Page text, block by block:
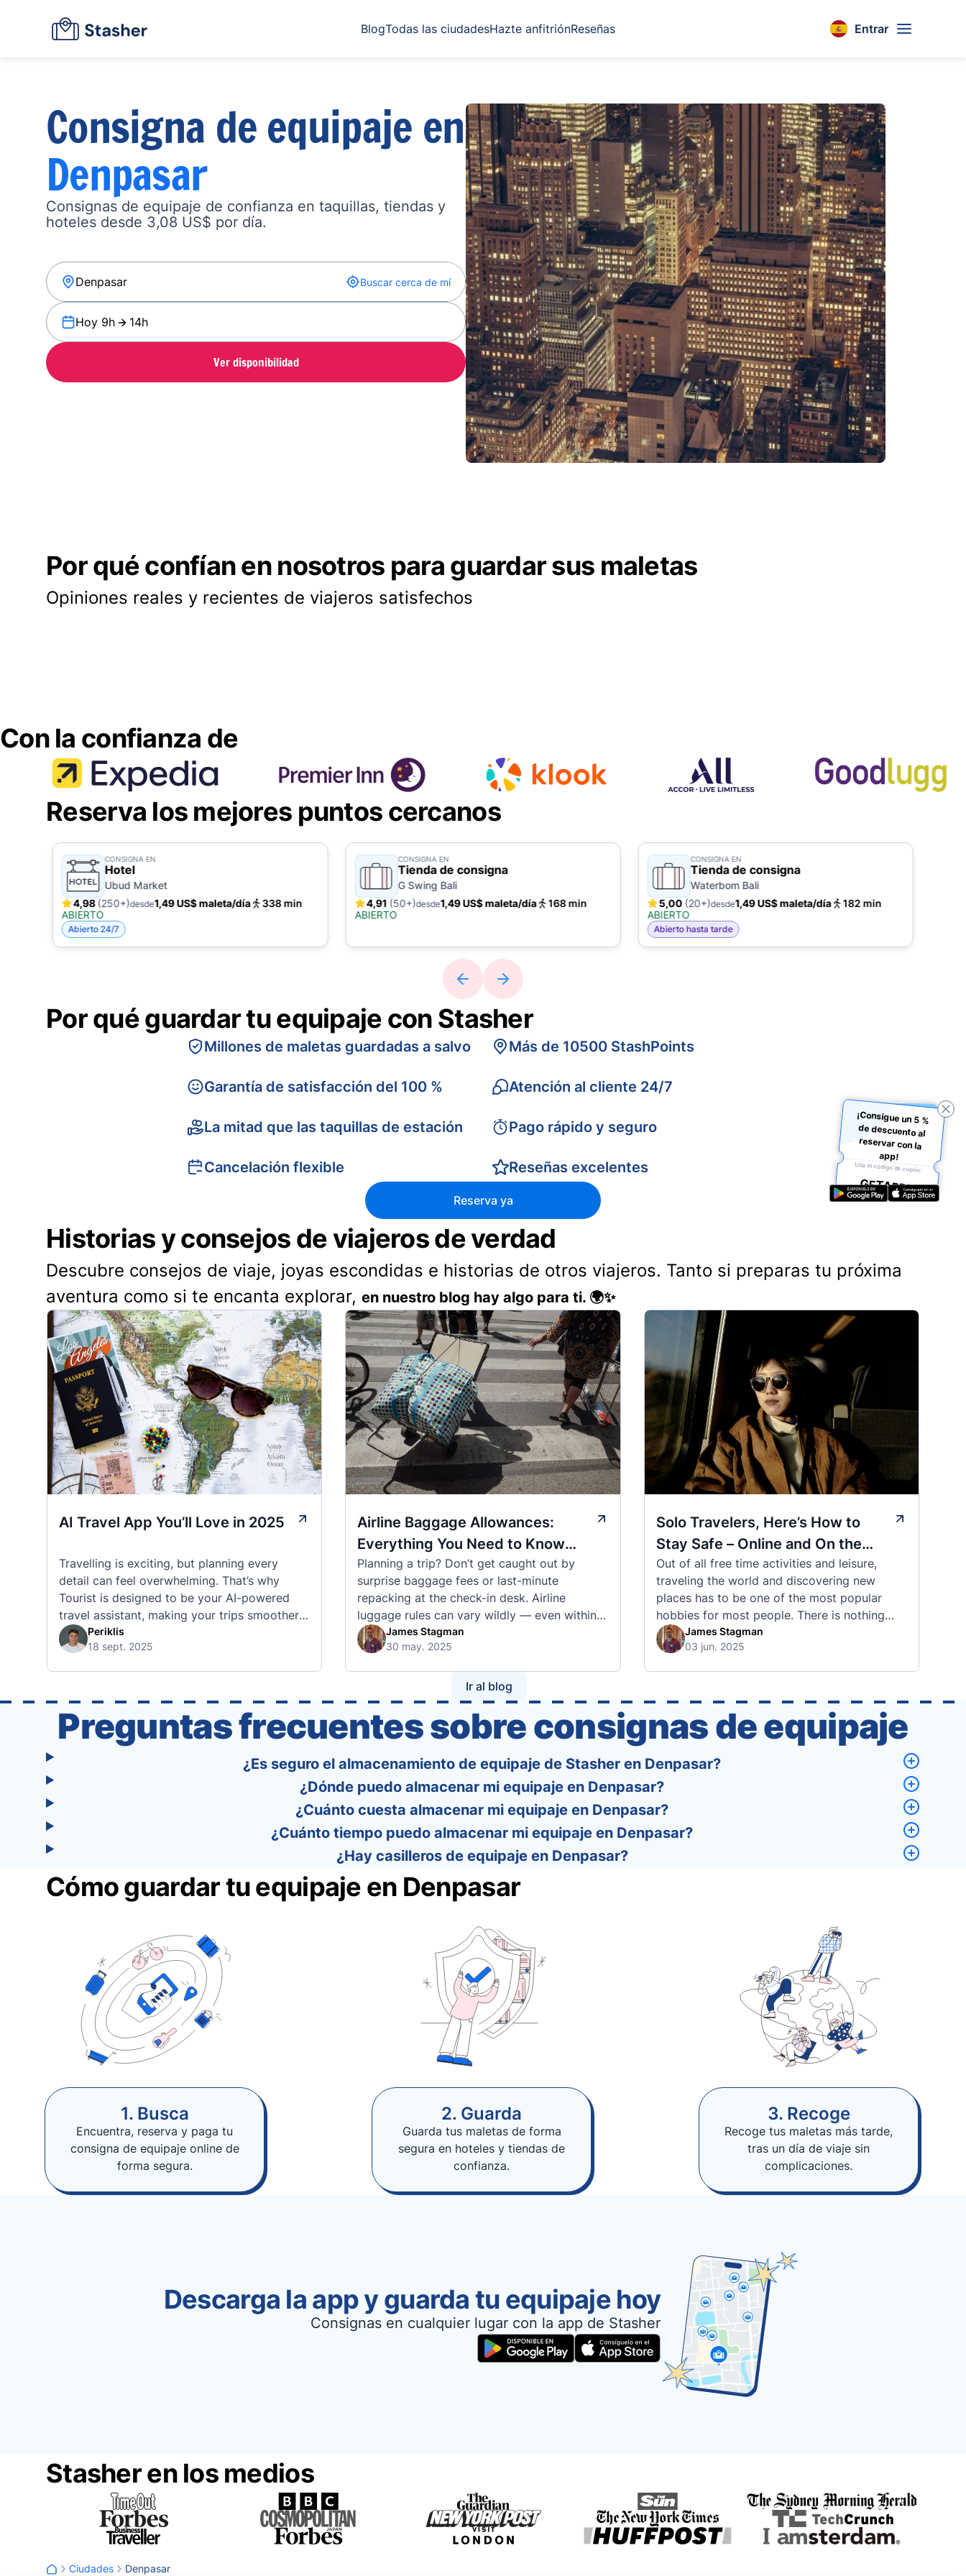
BlogTodas las ciudadesHazte anfitriónReseñas Entrar
Consigna de equipaje en
Denpasar
Consignas de equipaje de confianza en taquillas, tiendas y
hoteles desde 3,08 US$ por día.
Buscar cerca de mí
Hoy 9h 14h
Ver disponibilidad
Por qué confían en nosotros para guardar sus maletas
Opiniones reales y recientes de viajeros satisfechos
Con la confianza de
Reserva los mejores puntos cercanos
CONSIGNA EN
Hotel
Ubud Market
4,98(250+)desde1,49 US$ maleta/día
338 min
ABIERTO
Abierto 24/7
CONSIGNA EN
Tienda de consigna
G Swing Bali
4,91 (50+)desde1,49 US$ maleta/día
168 min
ABIERTO
CONSIGNA EN
Tienda de consigna
Waterbom Bali
5,00 (20+)desde1,49 US$ maleta/día
182 min
ABIERTO
Abierto hasta tarde
Por qué guardar tu equipaje con Stasher
Millones de maletas guardadas a salvo
Garantía de satisfacción del 100 %
La mitad que las taquillas de estación
Cancelación flexible
Más de 10500 StashPoints
Atención al cliente 24/7
Pago rápido y seguro
Reseñas excelentes
Reserva ya
Historias y consejos de viajeros de verdad
Descubre consejos de viaje, joyas escondidas e historias de otros viajeros. Tanto si preparas tu próxima
aventura como si te encanta explorar, en nuestro blog hay algo para ti. 🌍✨
AI Travel App You’ll Love in 2025
Travelling is exciting, but planning every
detail can feel overwhelming. That’s why
Tourist is designed to be your AI-powered
travel assistant, making your trips smoother,
smarter, and stress-free. 🧭 What Makes the
Tourist App Unique? Unlike standard travel
trip planning becomes as exciting …
Periklis
18 sept. 2025
Airline Baggage Allowances:
Everything You Need to Know
Before You Fly
Planning a trip? Don’t get caught out by
surprise baggage fees or last-minute
repacking at the check-in desk. Airline
luggage rules can vary wildly — even within
the same country or alliance. That’s why
we’ve created a detailed set of guides to help
policies of over 30 international …
James Stagman
30 may. 2025
Solo Travelers, Here’s How to
Stay Safe – Online and On the
Road
Out of all free time activities and leisure,
traveling the world and discovering new
places has to be one of the most popular
hobbies for most people. There is nothing
quite like visiting a brand new city, country,
or region and experiencing the culture, the
James Stagman
03 jun. 2025
Ir al blog
Preguntas frecuentes sobre consignas de equipaje
¿Es seguro el almacenamiento de equipaje de Stasher en Denpasar?
¿Dónde puedo almacenar mi equipaje en Denpasar?
¿Cuánto cuesta almacenar mi equipaje en Denpasar?
¿Cuánto tiempo puedo almacenar mi equipaje en Denpasar?
¿Hay casilleros de equipaje en Denpasar?
Cómo guardar tu equipaje en Denpasar
1. Busca
Encuentra, reserva y paga tu
consigna de equipaje online de
forma segura.
2. Guarda
Guarda tus maletas de forma
segura en hoteles y tiendas de
confianza.
3. Recoge
Recoge tus maletas más tarde,
tras un día de viaje sin
complicaciones.
Descarga la app y guarda tu equipaje hoy
Consignas en cualquier lugar con la app de Stasher
Stasher en los medios
Ciudades Denpasar
¡Consigue un 5 %
de descuento al
reservar con la
app!
Usa el código de cupón:
GETAPP5